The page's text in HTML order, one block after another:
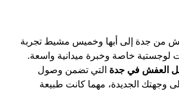
من جدة إلى أبها وخميس مشيط تجربة
لوجستية خاصة وخبرة ميدانية واسعة.
العفش في جدة التي تضمن وصول
وجهتك الجديدة، مهما كانت طبيعة